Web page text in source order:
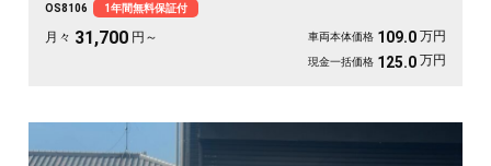
遠出も、これ一台で頼れる相棒に🚗✨💺🙌。安心して長く乗れる《1年保証付》で
す😊
OS8106 1年間無料保証付
月々 31,700 円～ 車両本体価格 109.0 万円
現金一括価格 125.0 万円